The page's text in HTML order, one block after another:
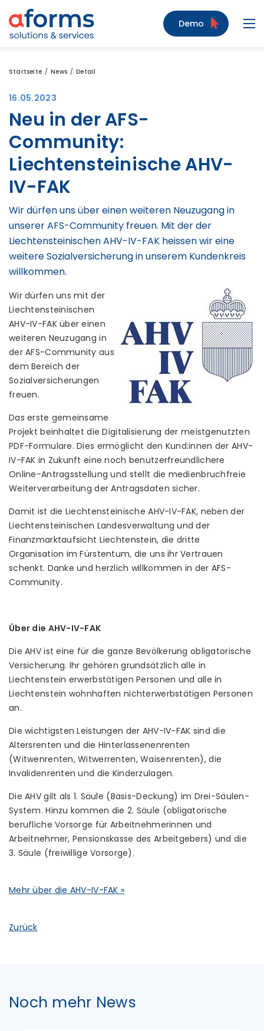
Zum Inhalt
Zum Menü
Zur Suche
Demo
Startseite News Detail
16.05.2023
Neu in der AFS-
Community:
Liechtensteinische AHV-
IV-FAK
Wir dürfen uns über einen weiteren Neuzugang in
unserer AFS-Community freuen. Mit der der
Liechtensteinischen AHV-IV-FAK heissen wir eine
weitere Sozialversicherung in unserem Kundenkreis
willkommen.
Wir dürfen uns mit der
Liechtensteinischen
AHV-IV-FAK über einen
weiteren Neuzugang in
der AFS-Community aus
dem Bereich der
Sozialversicherungen
freuen.
Das erste gemeinsame
Projekt beinhaltet die Digitalisierung der meistgenutzten
PDF-Formulare. Dies ermöglicht den Kund:innen der AHV-
IV-FAK in Zukunft eine noch benutzerfreundlichere
Online-Antragsstellung und stellt die medienbruchfreie
Weiterverarbeitung der Antragsdaten sicher.
Damit ist die Liechtensteinische AHV-IV-FAK, neben der
Liechtensteinischen Landesverwaltung und der
Finanzmarktaufsicht Liechtenstein, die dritte
Organisation im Fürstentum, die uns ihr Vertrauen
schenkt. Danke und herzlich willkommen in der AFS-
Community.
Über die AHV-IV-FAK
Die AHV ist eine für die ganze Bevölkerung obligatorische
Versicherung. Ihr gehören grundsätzlich alle in
Liechtenstein erwerbstätigen Personen und alle in
Liechtenstein wohnhaften nichterwerbstätigen Personen
an.
Die wichtigsten Leistungen der AHV-IV-FAK sind die
Altersrenten und die Hinterlassenenrenten
(Witwenrenten, Witwerrenten, Waisenrenten), die
Invalidenrenten und die Kinderzulagen.
Die AHV gilt als 1. Säule (Basis-Deckung) im Drei-Säulen-
System. Hinzu kommen die 2. Säule (obligatorische
berufliche Vorsorge für Arbeitnehmerinnen und
Arbeitnehmer, Pensionskasse des Arbeitgebers) und die
3. Säule (freiwillige Vorsorge).
Mehr über die AHV-IV-FAK »
Zurück
Noch mehr News